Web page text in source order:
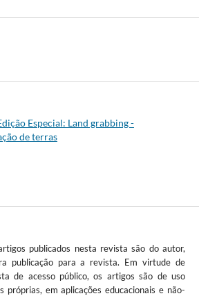
Especial: Land grabbing -
de terras
publicados nesta revista são do autor,
publicação para a revista. Em virtude de
de acesso público, os artigos são de uso
próprias, em aplicações educacionais e não-